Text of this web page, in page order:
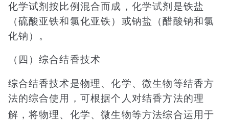
化学试剂按比例混合而成，化学试剂是铁盐
（硫酸亚铁和氯化亚铁）或钠盐（醋酸钠和氯
化钠）。
（四）综合结香技术
综合结香技术是物理、化学、微生物等结香方
法的综合使用，可根据个人对结香方法的理
解，将物理、化学、微生物等方法综合运用于